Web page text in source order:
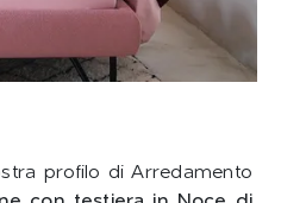
profilo di Arredamento